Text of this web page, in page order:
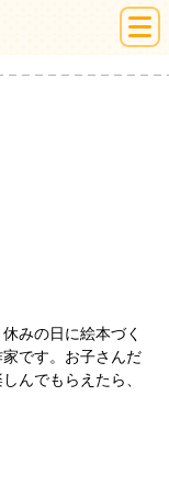
本ひろば
みの日に絵本づく
です。お子さんだ
んでもらえたら、